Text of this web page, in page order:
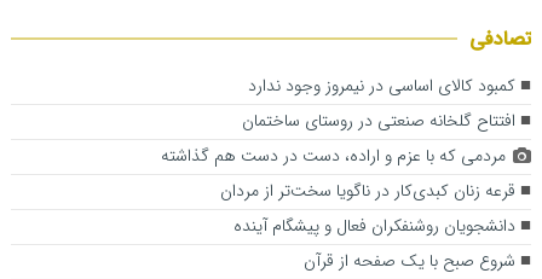
تصادفی
کمبود کالای اساسی در نیمروز وجود ندارد
افتتاح گلخانه صنعتی در روستای ساختمان
مردمی که با عزم و اراده، دست در دست هم گذاشته‌
قرعه زنان کبدی‌کار در ناگویا سخت‌تر از مردان
دانشجویان روشنفکران فعال و پیشگام آینده
شروع صبح با یک صفحه از قرآن